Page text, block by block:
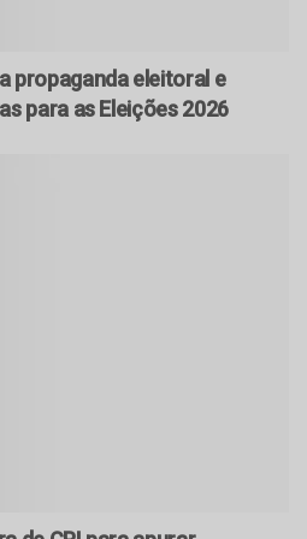
propaganda eleitoral e
para as Eleições 2026